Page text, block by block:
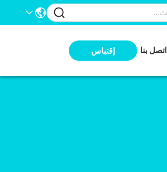
اتصل بنا إقتباس